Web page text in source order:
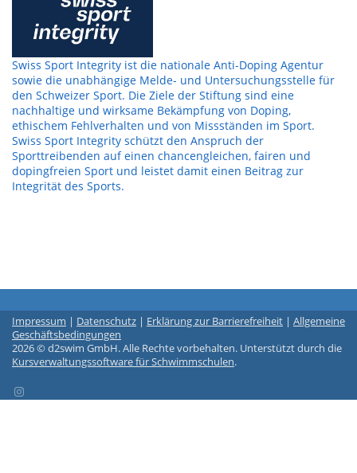
Swiss Sport Integrity ist die nationale Anti-Doping Agentur
sowie die unabhängige Melde- und Untersuchungsstelle für
den Schweizer Sport. Die Ziele der Stiftung sind eine
nachhaltige und wirksame Bekämpfung von Doping,
ethischem Fehlverhalten und von Missständen im Sport.
Swiss Sport Integrity schützt den Anspruch der
Sporttreibenden auf einen chancengleichen, fairen und
dopingfreien Sport und leistet damit einen Beitrag zur
Integrität des Sports.
Impressum | Datenschutz | Erklärung zur Barrierefreiheit | Allgemeine
Geschäftsbedingungen
2026 © d2swim GmbH. Alle Rechte vorbehalten. Unterstützt durch die
Kursverwaltungssoftware für Schwimmschulen.